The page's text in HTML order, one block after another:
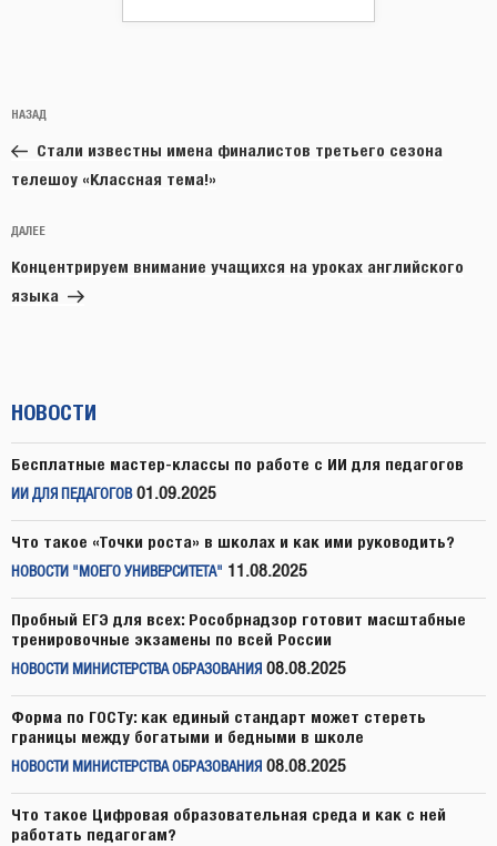
по
записям
Предыдущая
запись:
НАЗАД
Стали известны имена финалистов третьего сезона
телешоу «Классная тема!»
Следующая
запись
ДАЛЕЕ
Концентрируем внимание учащихся на уроках английского
языка
НОВОСТИ
Бесплатные мастер-классы по работе с ИИ для педагогов
ИИ ДЛЯ ПЕДАГОГОВ 01.09.2025
Что такое «Точки роста» в школах и как ими руководить?
НОВОСТИ "МОЕГО УНИВЕРСИТЕТА" 11.08.2025
Пробный ЕГЭ для всех: Рособрнадзор готовит масштабные
тренировочные экзамены по всей России
НОВОСТИ МИНИСТЕРСТВА ОБРАЗОВАНИЯ 08.08.2025
Форма по ГОСТу: как единый стандарт может стереть
границы между богатыми и бедными в школе
НОВОСТИ МИНИСТЕРСТВА ОБРАЗОВАНИЯ 08.08.2025
Что такое Цифровая образовательная среда и как с ней
работать педагогам?